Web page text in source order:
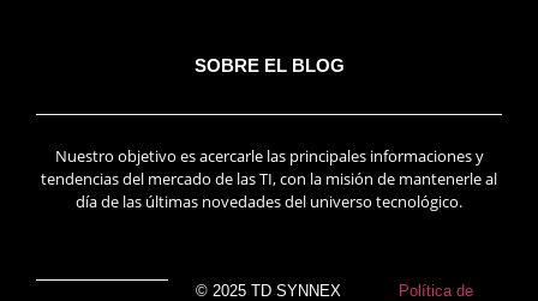
SOBRE EL BLOG
Nuestro objetivo es acercarle las principales informaciones y
tendencias del mercado de las TI, con la misión de mantenerle al
día de las últimas novedades del universo tecnológico.
© 2025 TD SYNNEX
Política de